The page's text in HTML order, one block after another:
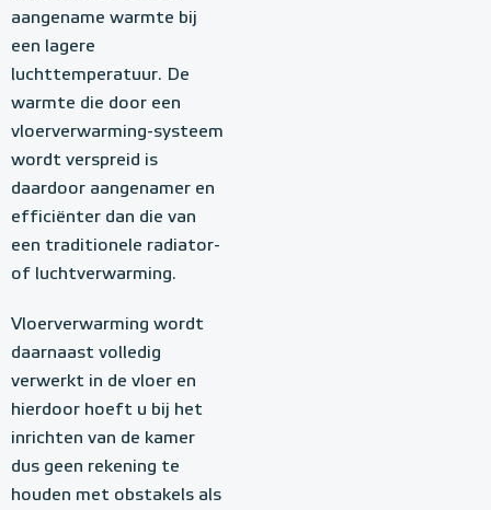
aangename warmte bij
een lagere
luchttemperatuur. De
warmte die door een
vloerverwarming-systeem
wordt verspreid is
daardoor aangenamer en
efficiënter dan die van
een traditionele radiator-
of luchtverwarming.
Vloerverwarming wordt
daarnaast volledig
verwerkt in de vloer en
hierdoor hoeft u bij het
inrichten van de kamer
dus geen rekening te
houden met obstakels als